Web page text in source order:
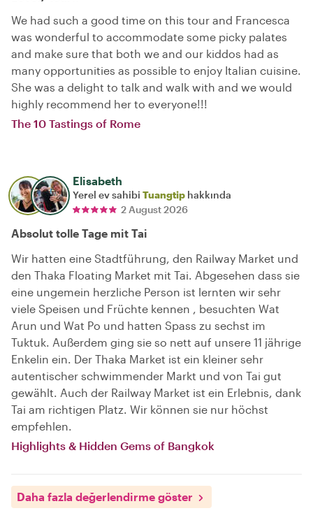
We had such a good time on this tour and Francesca
was wonderful to accommodate some picky palates
and make sure that both we and our kiddos had as
many opportunities as possible to enjoy Italian cuisine.
She was a delight to talk and walk with and we would
highly recommend her to everyone!!!
The 10 Tastings of Rome
Elisabeth
Yerel ev sahibi Tuangtip hakkında
2 August 2026
Absolut tolle Tage mit Tai
Wir hatten eine Stadtführung, den Railway Market und
den Thaka Floating Market mit Tai. Abgesehen dass sie
eine ungemein herzliche Person ist lernten wir sehr
viele Speisen und Früchte kennen , besuchten Wat
Arun und Wat Po und hatten Spass zu sechst im
Tuktuk. Außerdem ging sie so nett auf unsere 11 jährige
Enkelin ein. Der Thaka Market ist ein kleiner sehr
autentischer schwimmender Markt und von Tai gut
gewählt. Auch der Railway Market ist ein Erlebnis, dank
Tai am richtigen Platz. Wir können sie nur höchst
empfehlen.
Highlights & Hidden Gems of Bangkok
Daha fazla değerlendirme göster